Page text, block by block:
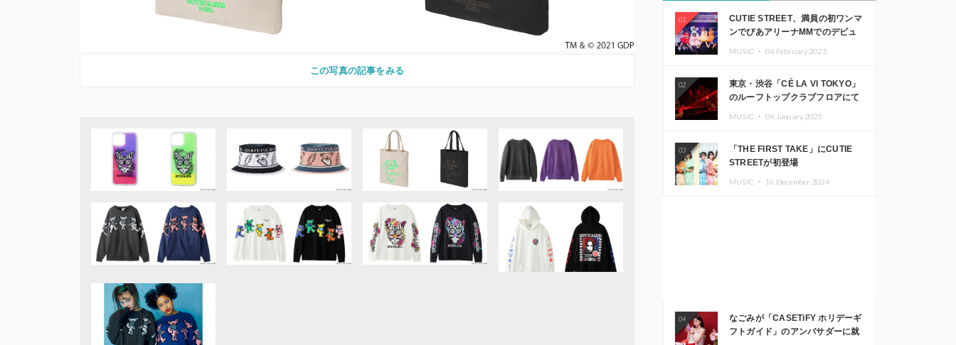
この写真の記事をみる
01
CUTIE STREET、満員の初ワンマ
ンでぴあアリーナMMでのデビュ
MUSIC ・ 04.February.2025
02
東京・渋谷「CÉ LA VI TOKYO」
のルーフトップクラブフロアにて
Kza（FORCE OF NATURE）ら日
本を代表するDJ・クリエイターが
出演
MUSIC ・ 09.January.2025
03
「THE FIRST TAKE」にCUTIE
STREETが初登場
MUSIC ・ 16.December.2024
04
なごみが「CASETiFY ホリデーギ
フトガイド」のアンバサダーに就